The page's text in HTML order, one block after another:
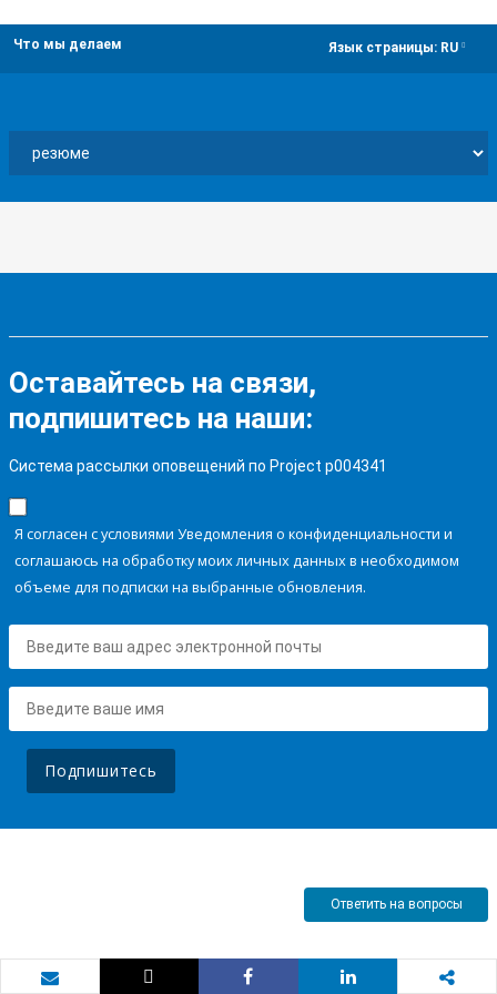
Что мы делаем Язык страницы: RU
Оставайтесь на связи,
подпишитесь на наши:
Система рассылки оповещений по Project p004341
Я согласен с условиями Уведомления о конфиденциальности и
соглашаюсь на обработку моих личных данных в необходимом
объеме для подписки на выбранные обновления.
Подпишитесь
Ответить на вопросы